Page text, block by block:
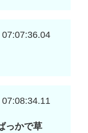
っかで草